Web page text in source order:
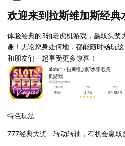
欢迎来到拉斯维加斯经典
体验经典的3轴老虎机游戏，赢取头奖
趣！无论您身处何地，都能随时畅玩
和朋友们一起享受更多惊喜！
特色玩法
777经典大奖：转动转轴，有机会赢取